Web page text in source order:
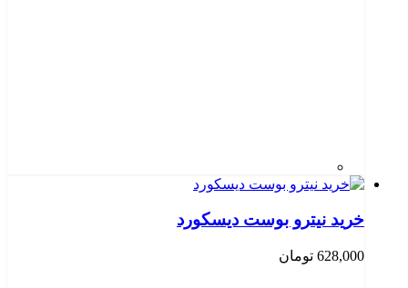
خرید نیترو بوست دیسکورد
628,000 تومان